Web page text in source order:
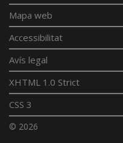
Mapa web
Accessibilitat
Avís legal
XHTML 1.0 Strict
CSS 3
© 2026